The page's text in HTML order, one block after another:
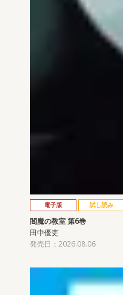
電子版 試し読み
閻魔の教室 第6巻
田中優吏
発売日：2026.08.06